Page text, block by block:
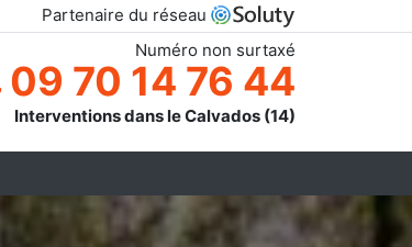
Partenaire du réseau
Numéro non surtaxé
09 70 14 76 44
Interventions dans le Calvados (14)